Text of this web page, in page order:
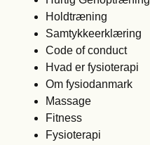
Holdtræning
Samtykkeerklæring
Code of conduct
Hvad er fysioterapi
Om fysiodanmark
Massage
Fitness
Fysioterapi